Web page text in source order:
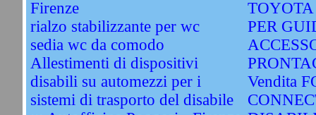
Firenze
rialzo stabilizzante per wc
sedia wc da comodo
Allestimenti di dispositivi
disabili su automezzi per i
sistemi di trasporto del disabile
PER
Vendita